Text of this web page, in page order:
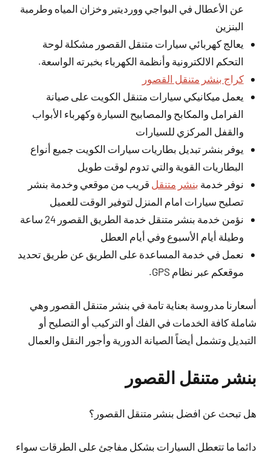
عن الأعطال في البواجي وورديتير وخزان المياه وطرمبة
البنزين
يعالج كهربائي سيارات متنقل القصور مشكلة لوحة
التحكم الالكترونية وأنظمة الكهرباء بخبرته الواسعة.
كراج بنشر متنقل القصور
يعمل ميكانيكي سيارات متنقل الكويت على صيانة
الفرامل والمكابح والمصابيح السيارة وكهرباء الأبواب
والقفل المركزي للسيارات
يوفر بنشر تبديل بطاريات سيارات الكويت جميع أنواع
البطاريات القوية والتي تدوم لوقت طويل
نوفر خدمة بنشر متنقل قريب من موقعي وخدمة بنشر
تصليح سيارات امام المنزل لتوفير الوقت للعميل
نؤمن خدمة بنشر متنقل خدمة الطريق القصور 24 ساعة
وطيلة أيام الأسبوع وفي أيام العطل
نعمل في خدمة المساعدة على الطريق عن طريق تحديد
موقعكم عبر نظام GPS.
أسعارنا مدروسة بعناية تامة في بنشر متنقل القصور وهي
شاملة كافة الخدمات في الفك أو التركيب أو التصليح أو
التبديل وتشمل أيضاً الصيانة الدورية وأجور النقل والعمال
بنشر متنقل القصور
هل تبحث عن افضل بنشر متنقل القصور؟
دائما ما تتعطل السيارات بشكل مفاجئ على الطرقات سواء